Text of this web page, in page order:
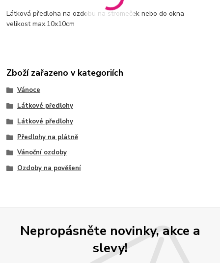
Látková předloha na ozdobu na stromeček nebo do okna -
velikost max.10x10cm
Zboží zařazeno v kategoriích
Vánoce
Látkové předlohy
Látkové předlohy
Předlohy na plátně
Vánoční ozdoby
Ozdoby na pověšení
Nepropásněte novinky, akce a
slevy!